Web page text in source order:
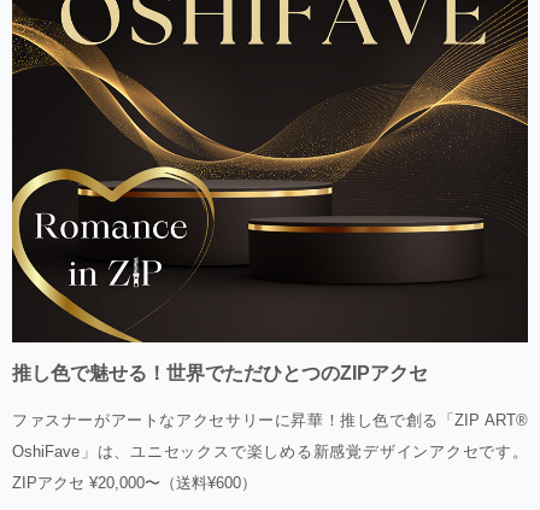
推し色で魅せる！世界でただひとつのZIPアクセ
ファスナーがアートなアクセサリーに昇華！推し色で創る「ZIP ART®
OshiFave」は、ユニセックスで楽しめる新感覚デザインアクセです。
ZIPアクセ ¥20,000〜（送料¥600）